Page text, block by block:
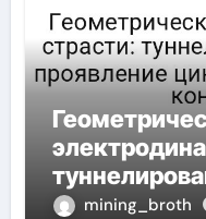
проявление
mining_broth